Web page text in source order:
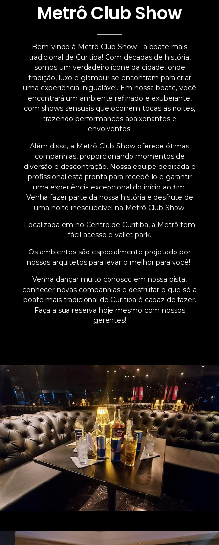
Metrô Club Show
Bem-vindo à Metrô Club Show - a boate mais
tradicional de Curitiba! Com décadas de história,
somos um verdadeiro ícone da cidade, onde
tradição, luxo e glamour se encontram para criar
uma experiência inigualável. Em nossa boate, você
encontrará um ambiente refinado e exuberante,
com shows sensuais que ocorrem todas as noites,
trazendo performances apaixonantes e
envolventes.
Além disso, a Metrô Club Show oferece ótimas
companhias, proporcionando momentos de
diversão e descontração. Nossa equipe dedicada e
profissional está pronta para recebê-lo e garantir
uma experiência excepcional do início ao fim.
Venha fazer parte da nossa história e desfrute de
uma noite inesquecível na Metrô Club Show.
Localizada em no Centro de Curitiba, a Metrô tem
fácil acesso e vallet park.
Os ambientes são especialmente projetado por
nossos arquitetos para levar o melhor para você!
Venha dançar muito conosco em nossa pista,
conhecer novas companhias e desfrutar o que só a
boate mais tradicional de Curitiba é capaz de fazer.
Faça a sua reserva hoje mesmo com nossos
gerentes!